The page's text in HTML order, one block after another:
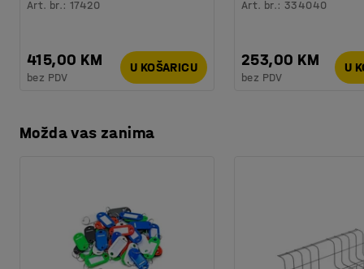
Art. br.:17420
415,00 KM
bez PDV
U KOŠARICU
Art. br.:334040
253,00 KM
bez PDV
U
Možda vas zanima